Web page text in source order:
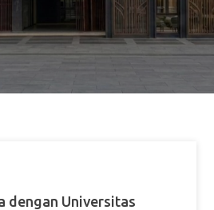
dengan Universitas